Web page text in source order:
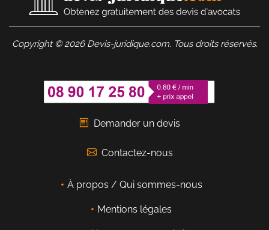
Copyright © 2026 Devis-juridique.com. Tous droits réservés.
Demander un devis
Contactez-nous
À propos / Qui sommes-nous
Mentions légales